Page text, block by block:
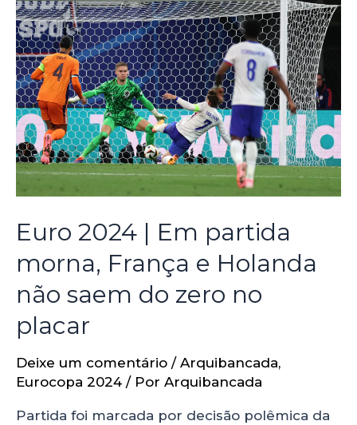
Euro 2024 | Em partida
morna, França e Holanda
não saem do zero no
placar
Deixe um comentário / Arquibancada,
Eurocopa 2024 / Por Arquibancada
Partida foi marcada por decisão polêmica da